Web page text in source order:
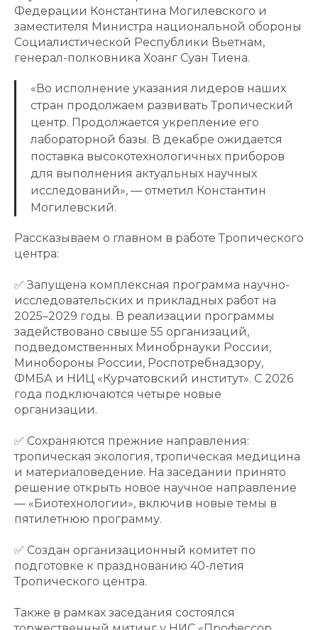
Федерации Константина Могилевского и
заместителя Министра национальной обороны
Социалистической Республики Вьетнам,
генерал-полковника Хоанг Суан Тиена.
«Во исполнение указания лидеров наших
стран продолжаем развивать Тропический
центр. Продолжается укрепление его
лабораторной базы. В декабре ожидается
поставка высокотехнологичных приборов
для выполнения актуальных научных
исследований», — отметил Константин
Могилевский.
Рассказываем о главном в работе Тропического
центра:
✅ Запущена комплексная программа научно-
исследовательских и прикладных работ на
2025–2029 годы. В реализации программы
задействовано свыше 55 организаций,
подведомственных Минобрнауки России,
Минобороны России, Роспотребнадзору,
ФМБА и НИЦ «Курчатовский институт». С 2026
года подключаются четыре новые
организации.
✅ Сохраняются прежние направления:
тропическая экология, тропическая медицина
и материаловедение. На заседании принято
решение открыть новое научное направление
— «Биотехнологии», включив новые темы в
пятилетнюю программу.
✅ Создан организационный комитет по
подготовке к празднованию 40-летия
Тропического центра.
Также в рамках заседания состоялся